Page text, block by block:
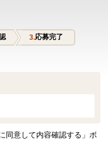
応募完了
同意して内容確認する」ボ